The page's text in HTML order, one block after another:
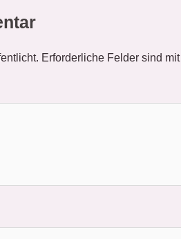
Erforderliche Felder sind mit